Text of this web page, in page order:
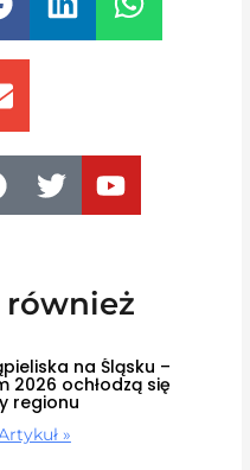
również
na Śląsku –
2026 ochłodzą się
regionu
»